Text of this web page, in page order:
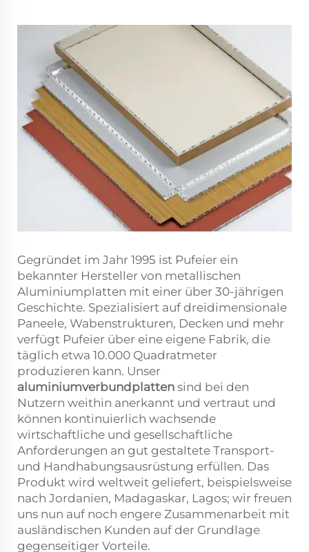
Gegründet im Jahr 1995 ist Pufeier ein
bekannter Hersteller von metallischen
Aluminiumplatten mit einer über 30-jährigen
Geschichte. Spezialisiert auf dreidimensionale
Paneele, Wabenstrukturen, Decken und mehr
verfügt Pufeier über eine eigene Fabrik, die
täglich etwa 10.000 Quadratmeter
produzieren kann. Unser
aluminiumverbundplatten sind bei den
Nutzern weithin anerkannt und vertraut und
können kontinuierlich wachsende
wirtschaftliche und gesellschaftliche
Anforderungen an gut gestaltete Transport-
und Handhabungsausrüstung erfüllen. Das
Produkt wird weltweit geliefert, beispielsweise
nach Jordanien, Madagaskar, Lagos; wir freuen
uns nun auf noch engere Zusammenarbeit mit
ausländischen Kunden auf der Grundlage
gegenseitiger Vorteile.